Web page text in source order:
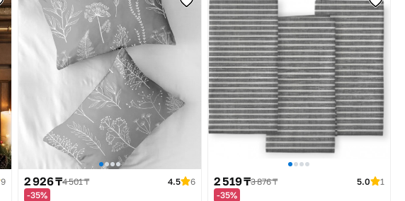
9
2 926 ₸4 501 ₸ 4.5
6
-35%
2 519 ₸3 876 ₸ 5.0
1
-35%